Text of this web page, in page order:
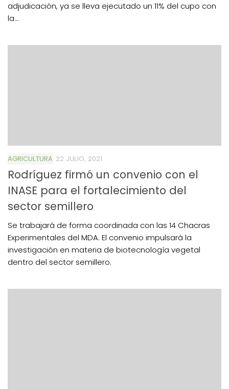
adjudicación, ya se lleva ejecutado un 11% del cupo con
la...
AGRICULTURA 22 JULIO, 2021
Rodríguez firmó un convenio con el
INASE para el fortalecimiento del
sector semillero
Se trabajará de forma coordinada con las 14 Chacras
Experimentales del MDA. El convenio impulsará la
investigación en materia de biotecnología vegetal
dentro del sector semillero.